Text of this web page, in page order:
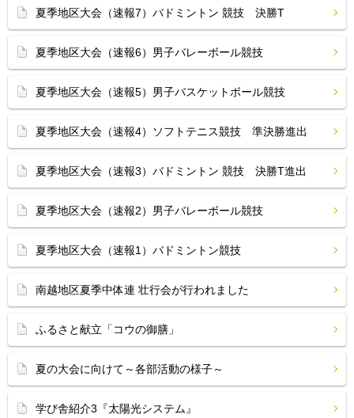
夏季地区大会（速報7）バドミントン 競技 決勝T
夏季地区大会（速報6）男子バレーボール競技
夏季地区大会（速報5）男子バスケットボール競技
夏季地区大会（速報4）ソフトテニス競技 準決勝進出
夏季地区大会（速報3）バドミントン 競技 決勝T進出
夏季地区大会（速報2）男子バレーボール競技
夏季地区大会（速報1）バドミントン競技
南越地区夏季中体連 壮行会が行われました
ふるさと献立「コウの御膳」
夏の大会に向けて～各部活動の様子～
学び舎紹介3『太陽光システム』